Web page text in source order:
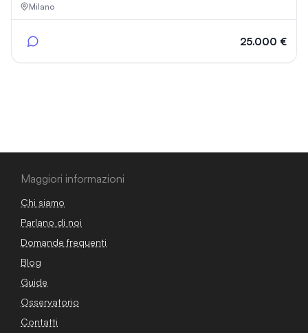
Milano
25.000 €
Maggiori informazioni
Chi siamo
Parlano di noi
Domande frequenti
Blog
Guide
Osservatorio
Contatti